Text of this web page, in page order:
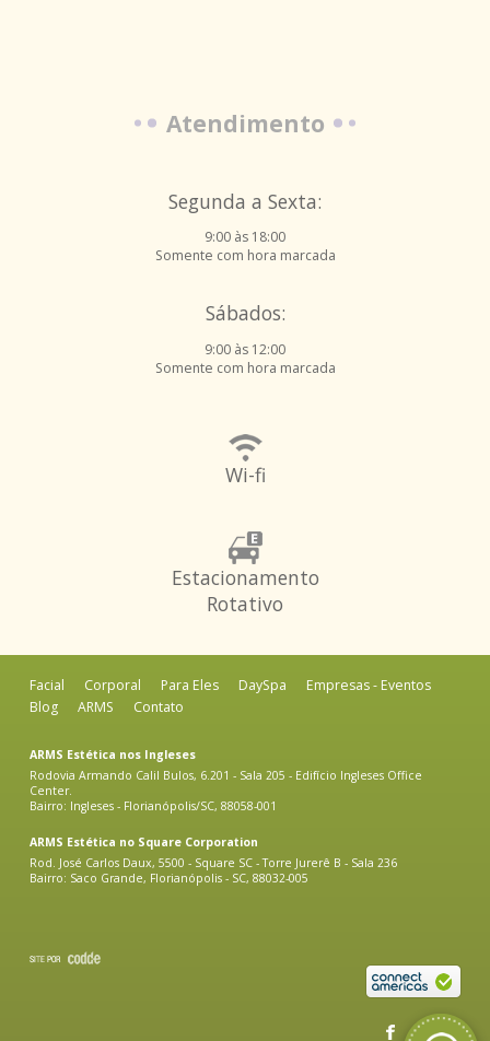
Atendimento
Segunda a Sexta:
9:00 às 18:00
Somente com hora marcada
Sábados:
9:00 às 12:00
Somente com hora marcada
Wi-fi
Estacionamento
Rotativo
Facial Corporal Para Eles DaySpa
Empresas - Eventos
Blog
ARMS Contato
ARMS Estética nos Ingleses
Rodovia Armando Calil Bulos, 6.201 - Sala 205 - Edifício Ingleses Office
Center.
Bairro: Ingleses - Florianópolis/SC, 88058-001
ARMS Estética no Square Corporation
Rod. José Carlos Daux, 5500 - Square SC - Torre Jurerê B - Sala 236
Bairro: Saco Grande, Florianópolis - SC, 88032-005